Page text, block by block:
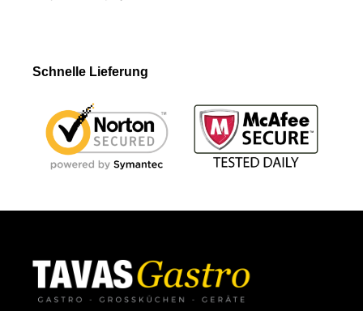
Schnelle Lieferung